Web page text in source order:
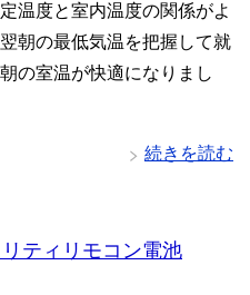
温度と室内温度の関係がよ
朝の最低気温を把握して就
の室温が快適になりまし
続きを読む
ティリモコン電池